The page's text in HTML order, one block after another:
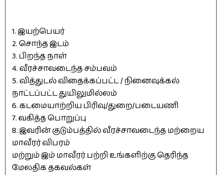
1. இயற்பெயர்
2. சொந்த இடம்
3. பிறந்த நாள்
4. வீரச்சாவடைந்த சம்பவம்
5. வித்துடல் விதைக்கப்பட்ட / நினைவுக்கல்
நாட்டப்பட்ட துயிலுமில்லம்
6. கடமையாற்றிய பிரிவு/துறை/படையணி
7. வகித்த பொறுப்பு
8. இவரின் குடும்பத்தில் வீரச்சாவடைந்த மற்றைய
மாவீரர் விபரம்
மற்றும் இம் மாவீரர் பற்றி உங்களிற்கு தெரிந்த
மேலதிக தகவல்கள்